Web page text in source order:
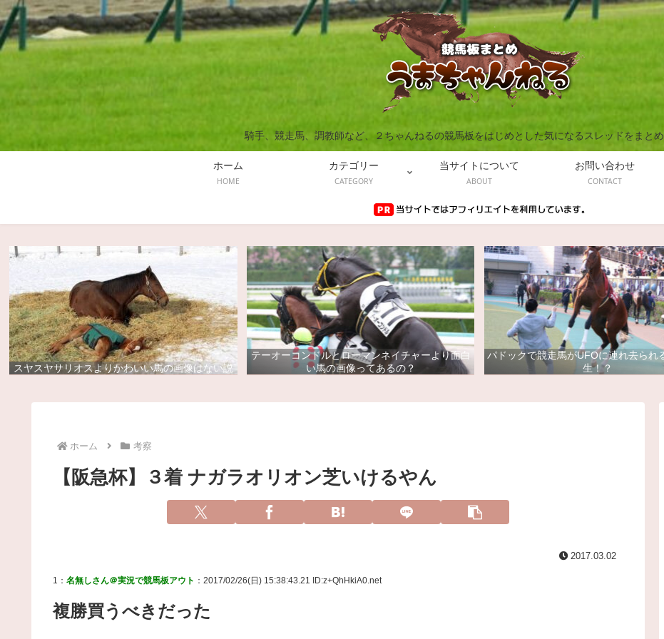
騎手、競走馬、調教師など、２ちゃんねるの競馬板をはじめとした気になるスレッドをまとめ
ホーム
HOME
カテゴリー
CATEGORY
当サイトについて
ABOUT
お問い合わせ
CONTACT
スヤスヤサリオスよりかわいい馬の画像はない説
テーオーコンドルとローマンネイチャーより面白
い馬の画像ってあるの？
パドックで競走馬がUFOに連れ去られ
生！？
ホーム 考察
【阪急杯】３着 ナガラオリオン芝いけるやん
2017.03.02
1： 名無しさん＠実況で競馬板アウト ：2017/02/26(日) 15:38:43.21 ID:z+QhHkiA0.net
複勝買うべきだった